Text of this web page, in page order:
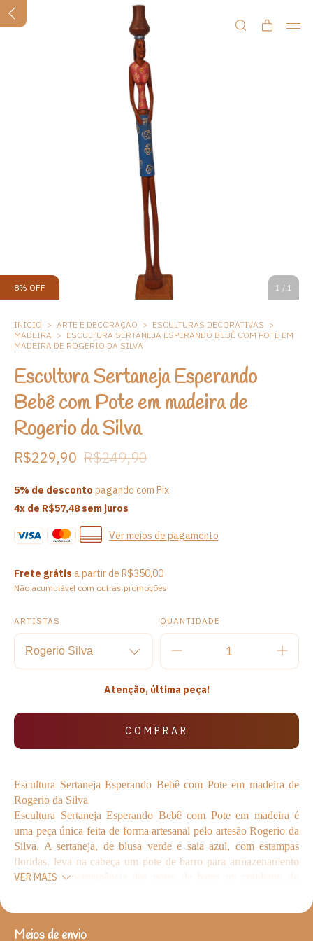
8% OFF 1 / 1
INÍCIO > ARTE E DECORAÇÃO > ESCULTURAS DECORATIVAS >
MADEIRA > ESCULTURA SERTANEJA ESPERANDO BEBÊ COM POTE EM
MADEIRA DE ROGERIO DA SILVA
Escultura Sertaneja Esperando
Bebê com Pote em madeira de
Rogerio da Silva
R$229,90 R$249,90
5% de desconto pagando com Pix
4x de R$57,48sem juros
Ver meios de pagamento
Frete grátis a partir de R$350,00
Não acumulável com outras promoções
ARTISTAS QUANTIDADE
Atenção, última peça!
Escultura Sertaneja Esperando Bebê com Pote em madeira de
Rogerio da Silva
Escultura Sertaneja Esperando Bebê com Pote em madeira é
uma peça única feita de forma artesanal pelo artesãoRogerio da
Silva. A sertaneja, de blusa verde e saia azul, com estampas
floridas, leva na cabeça um pote de barro para armazenamento
de água. A permanência dos potes de barro no cotidiano do
sociabilidade sertaneja, conectando o meio semiárido aos seus
VER MAIS
ENTREGAS PARA O CEP:
Meios de envio